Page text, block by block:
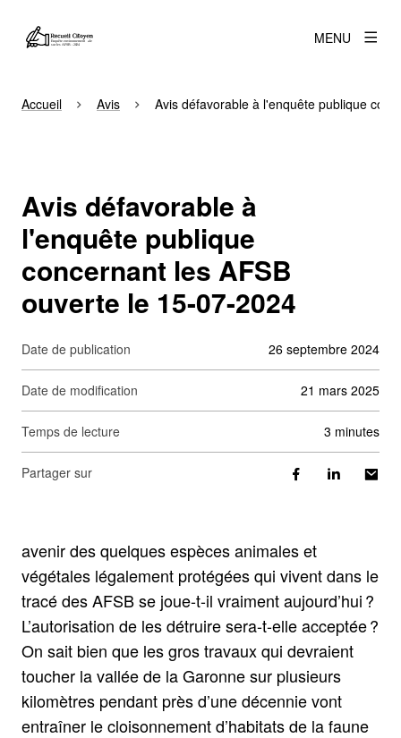
MENU
Accueil Avis Avis défavorable à l'enquête publique
Avis défavorable à
l'enquête publique
concernant les AFSB
ouverte le 15-07-2024
Date de publication 26 septembre 2024
Date de modification 21 mars 2025
Temps de lecture 3 minutes
Partager sur
avenir des quelques espèces animales et
végétales légalement protégées qui vivent dans le
tracé des AFSB se joue-t-il vraiment aujourd’hui ?
L’autorisation de les détruire sera-t-elle acceptée ?
On sait bien que les gros travaux qui devraient
toucher la vallée de la Garonne sur plusieurs
kilomètres pendant près d’une décennie vont
entraîner le cloisonnement d’habitats de la faune